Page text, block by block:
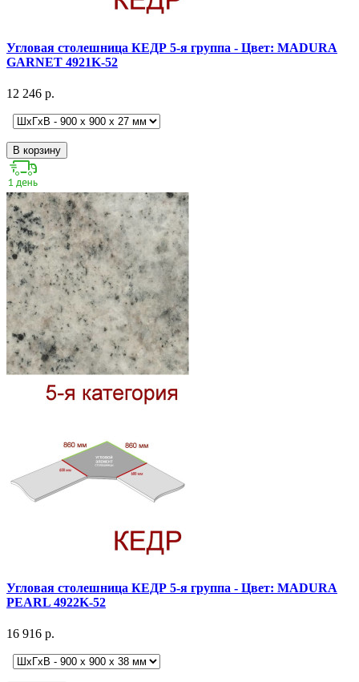
Угловая столешница КЕДР 5-я группа - Цвет: MADURA
GARNET 4921K-52
12 246 р.
В корзину
Угловая столешница КЕДР 5-я группа - Цвет: MADURA
PEARL 4922K-52
16 916 р.